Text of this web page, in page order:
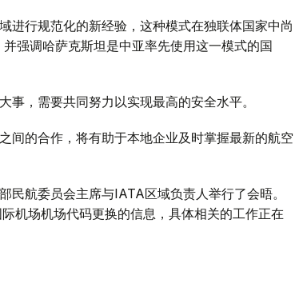
进行规范化的新经验，这种模式在独联体国家中尚
强调哈萨克斯坦是中亚率先使用这一模式的国
，需要共同努力以实现最高的安全水平。
间的合作，将有助于本地企业及时掌握最新的航空
航委员会主席与IATA区域负责人举行了会晤。
机场机场代码更换的信息，具体相关的工作正在